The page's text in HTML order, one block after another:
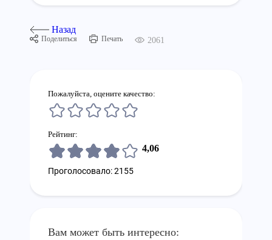
Назад
Поделиться Печать 2061
Пожалуйста, оцените качество:
Рейтинг:
4,06
Проголосовало: 2155
Вам может быть интересно: